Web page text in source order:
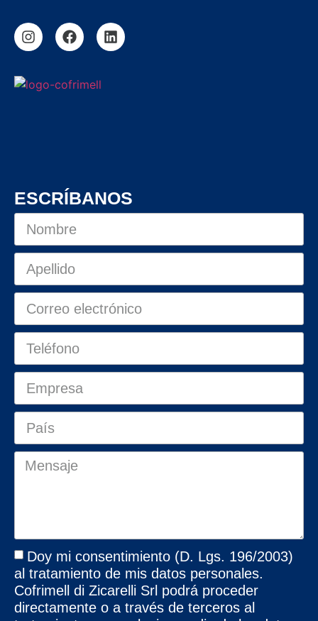
ESCRÍBANOS
Doy mi consentimiento (D. Lgs. 196/2003)
al tratamiento de mis datos personales.
Cofrimell di Zicarelli Srl podrá proceder
directamente o a través de terceros al